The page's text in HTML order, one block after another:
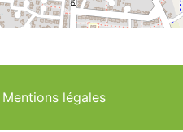
Mentions légales